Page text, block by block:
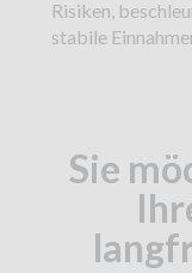
Risiken,
stabile
Sie